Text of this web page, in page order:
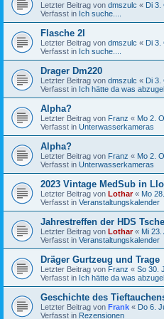
Letzter Beitrag von dmszulc « Di 3.
Verfasst in Ich suche....
Flasche 2l
Letzter Beitrag von dmszulc « Di 3.
Verfasst in Ich suche....
Drager Dm220
Letzter Beitrag von dmszulc « Di 3.
Verfasst in Ich hätte da was
Alpha?
Letzter Beitrag von Franz « Mo 2.
Verfasst in Unterwasserkameras
Alpha?
Letzter Beitrag von Franz « Mo 2.
Verfasst in Unterwasserkameras
2023 Vintage MedSub in
Letzter Beitrag von Lothar« Mo
Verfasst in Veranstaltungskalender
Jahrestreffen der HDS
Letzter Beitrag von Lothar« Mi 23.
Verfasst in Veranstaltungskalender
Dräger Gurtzeug und Trage
Letzter Beitrag von Franz « So 30.
Verfasst in Ich hätte da was
Geschichte des
Letzter Beitrag von Frank « Do 6.
Verfasst in Rezensionen